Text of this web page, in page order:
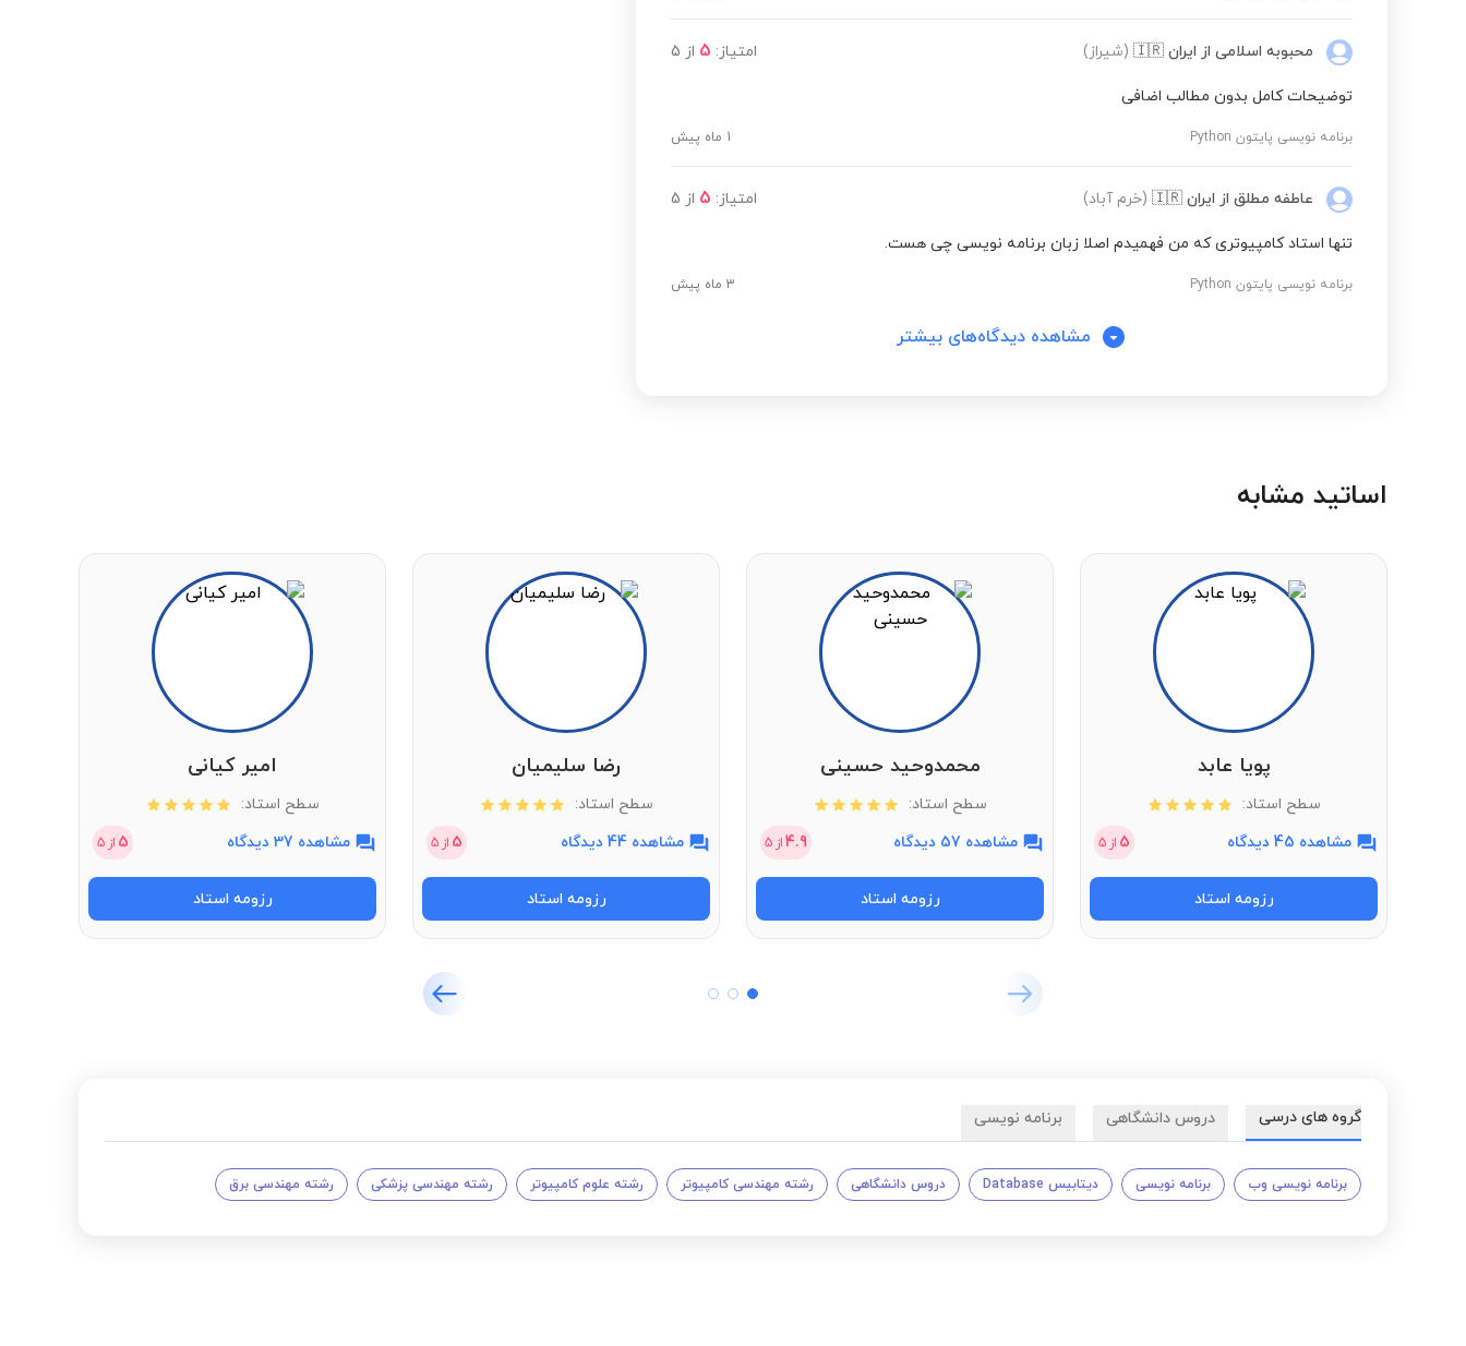
محبوبه اسلامی از ایران 🇮🇷 (شیراز) امتیاز: 5 از 5
توضیحات کامل بدون مطالب اضافی
برنامه نویسی پایتون Python 1 ماه پیش
عاطفه مطلق از ایران 🇮🇷 (خرم آباد) امتیاز: 5 از 5
تنها استاد کامپیوتری که من فهمیدم اصلا زبان برنامه نویسی چی هست.
برنامه نویسی پایتون Python 3 ماه پیش
مشاهده دیدگاه‌های بیشتر
اساتید مشابه
پویا عابد
سطح استاد:
مشاهده 45 دیدگاه
5 از 5
رزومه استاد
محمدوحید حسینی‌
سطح استاد:
مشاهده 57 دیدگاه
4.9از 5
رزومه استاد
رضا سلیمیان
سطح استاد:
مشاهده 44 دیدگاه
5 از 5
رزومه استاد
امیر کیانی
سطح استاد:
مشاهده 37 دیدگاه
5 از 5
رزومه استاد
گروه های درسی دروس دانشگاهی برنامه نویسی
برنامه نویسی وب برنامه نویسی دیتابیس Database دروس دانشگاهی رشته مهندسی کامپیوتر رشته علوم کامپیوتر رشته مهندسی پزشکی رشته مهندسی برق